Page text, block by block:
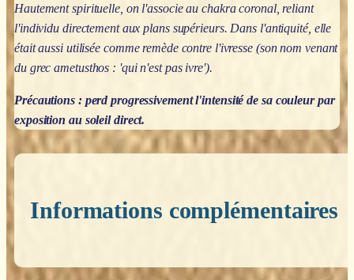
Hautement spirituelle, on l'associe au chakra coronal, reliant
l'individu directement aux plans supérieurs. Dans l'antiquité, elle
était aussi utilisée comme remède contre l'ivresse (son nom venant
du grec ametusthos : 'qui n'est pas ivre').
Précautions : perd progressivement l'intensité de sa couleur par
exposition au soleil direct.
Informations complémentaires